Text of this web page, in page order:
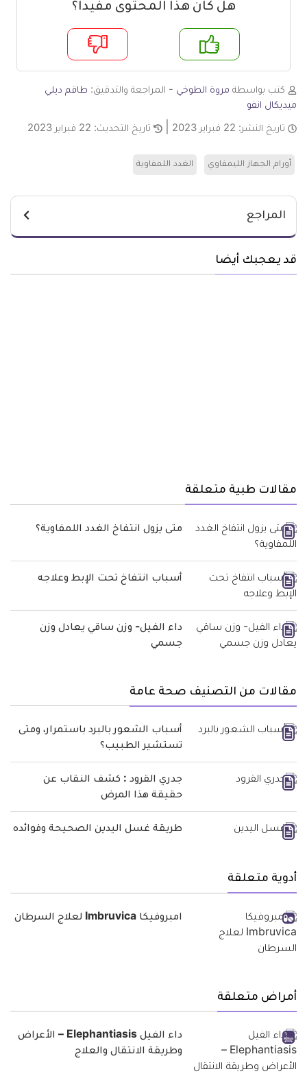
هل كان هذا المحتوى مفيدا؟
لا
كتب بواسطة مروة الطوخي - المراجعة والتدقيق: طاقم ديلي
ميديكال انفو
تاريخ النشر: 22 فبراير 2023 تاريخ التحديث: 22 فبراير 2023
أورام الجهاز الليمفاوي الغدد اللمفاوية
المراجع
قد يعجبك أيضا
مقالات طبية متعلقة
متى يزول انتفاخ الغدد اللمفاوية؟
أسباب انتفاخ تحت الإبط وعلاجه
داء الفيل- وزن ساقي يعادل وزن
جسمي
مقالات من التصنيف صحة عامة
أسباب الشعور بالبرد باستمرار، ومتى
تستشير الطبيب؟
جدري القرود : كشف النقاب عن
حقيقة هذا المرض
طريقة غسل اليدين الصحيحة وفوائده
أدوية متعلقة
امبروفيكا Imbruvica لعلاج السرطان
أمراض متعلقة
داء الفيل Elephantiasis – الأعراض
وطريقة الانتقال والعلاج